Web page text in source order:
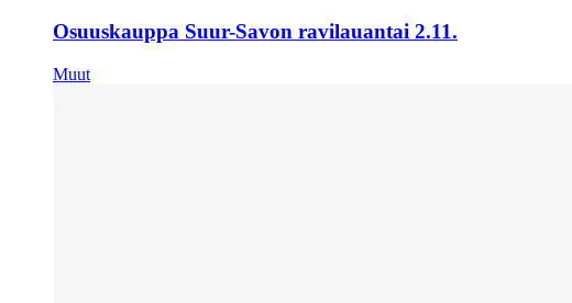
Osuuskauppa Suur-Savon ravilauantai 2.11.
Muut